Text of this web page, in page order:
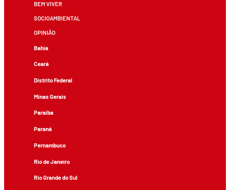
BEM VIVER
SOCIOAMBIENTAL
OPINIÃO
Bahia
Ceará
Distrito Federal
Minas Gerais
Paraíba
Paraná
Pernambuco
Rio de Janeiro
Rio Grande do Sul